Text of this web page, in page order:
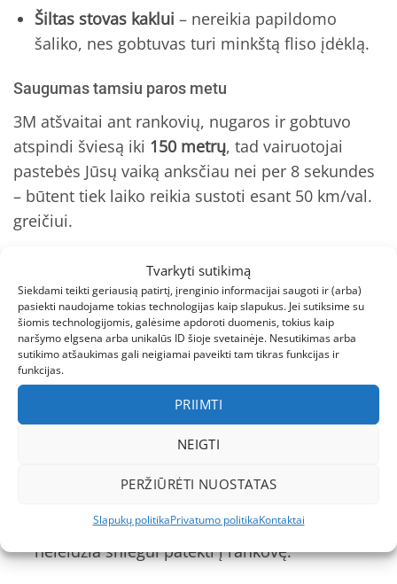
Tvarkyti sutikimą
Siekdami teikti geriausią patirtį, įrenginio informacijai saugoti ir (arba)
pasiekti naudojame tokias technologijas kaip slapukus. Jei sutiksime su
šiomis technologijomis, galėsime apdoroti duomenis, tokius kaip
naršymo elgsena arba unikalūs ID šioje svetainėje. Nesutikimas arba
sutikimo atšaukimas gali neigiamai paveikti tam tikras funkcijas ir
funkcijas.
PRIIMTI
NEIGTI
PERŽIŪRĖTI NUOSTATAS
Slapukų politikaPrivatumo politikaKontaktai
Šiltas stovas kaklui – nereikia papildomo
šaliko, nes gobtuvas turi minkštą fliso įdėklą.
Saugumas tamsiu paros metu
3M atšvaitai ant rankovių, nugaros ir gobtuvo
atspindi šviesą iki 150 metrų, tad vairuotojai
pastebės Jūsų vaiką anksčiau nei per 8 sekundes
– būtent tiek laiko reikia sustoti esant 50 km/val.
greičiui.
Funkcionalios detalės
Nusegamas gobtuvas– saugus žaidimuose:
atsisega, jei užkliūva už medžio šakos.
Dvi užsegamos kišenės– telpa tiek pirštinės,
tiep slaptoji saldainių atsarga.
kad mažosios rankos lengvai užsisegtų net su
nykščio skylutėmis priglunda prie riešo ir
neleidžia sniegui patekti į rankovę.